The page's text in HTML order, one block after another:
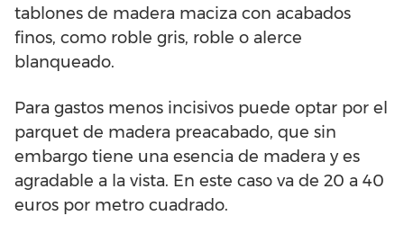
tablones de madera maciza con acabados
finos, como roble gris, roble o alerce
blanqueado.
Para gastos menos incisivos puede optar por el
parquet de madera preacabado, que sin
embargo tiene una esencia de madera y es
agradable a la vista. En este caso va de 20 a 40
euros por metro cuadrado.